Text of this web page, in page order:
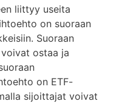
liittyy useita
on suoraan
Suoraan
ostaa ja
on ETF-
sijoittajat voivat